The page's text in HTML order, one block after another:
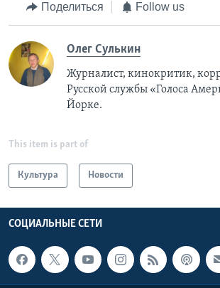
Поделиться Follow us
Олег Сулькин
Журналист, кинокритик,
Русской службы «Голоса
Йорке.
This item is part of
Культура Новости
СОЦИАЛЬНЫЕ СЕТИ